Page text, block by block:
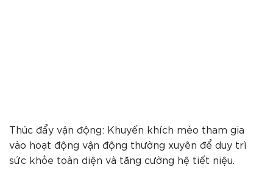
Thúc đẩy vận động: Khuyến khích mèo tham gia
vào hoạt động vận động thường xuyên để duy trì
sức khỏe toàn diện và tăng cường hệ tiết niệu.